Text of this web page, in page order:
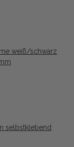
weiß/schwarz